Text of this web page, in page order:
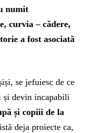
numit
curvia – cădere,
a fost asociată
se jefuiesc de ce
și devin incapabili
și copiii de la
deja proiecte ca,